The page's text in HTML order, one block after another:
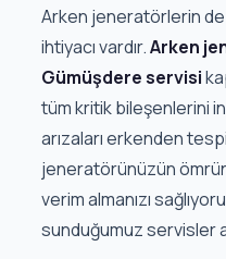
Arken jeneratörlerin de
ihtiyacı vardır.Arken
Gümüşdere servisi
tüm kritik bileşenlerini
arızaları erkenden
jeneratörünüzün
verim almanızı
sunduğumuz servisler